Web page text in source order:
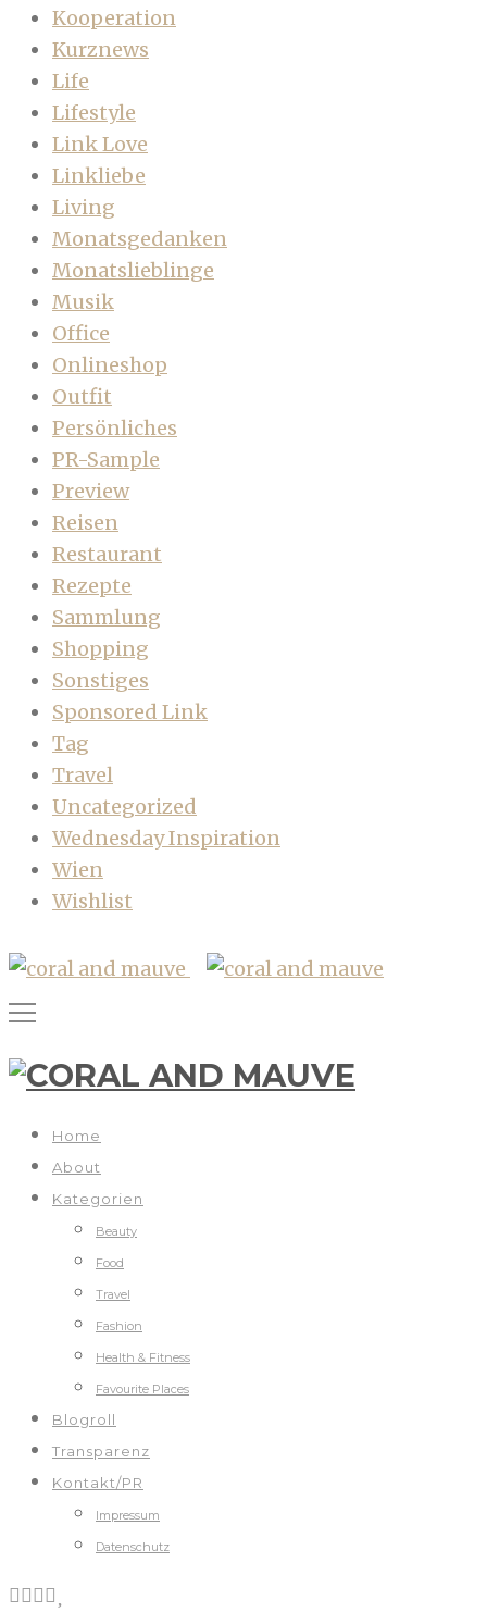
Kooperation
Kurznews
Life
Lifestyle
Link Love
Linkliebe
Living
Monatsgedanken
Monatslieblinge
Musik
Office
Onlineshop
Outfit
Persönliches
PR-Sample
Preview
Reisen
Restaurant
Rezepte
Sammlung
Shopping
Sonstiges
Sponsored Link
Tag
Travel
Uncategorized
Wednesday Inspiration
Wien
Wishlist
Home
About
Kategorien
Beauty
Food
Travel
Fashion
Health & Fitness
Favourite Places
Blogroll
Transparenz
Kontakt/PR
Impressum
Datenschutz